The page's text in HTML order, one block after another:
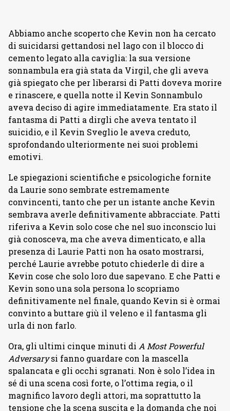
Abbiamo anche scoperto che Kevin non ha cercato
di suicidarsi gettandosi nel lago con il blocco di
cemento legato alla caviglia: la sua versione
sonnambula era già stata da Virgil, che gli aveva
già spiegato che per liberarsi di Patti doveva morire
e rinascere, e quella notte il Kevin Sonnambulo
aveva deciso di agire immediatamente. Era stato il
fantasma di Patti a dirgli che aveva tentato il
suicidio, e il Kevin Sveglio le aveva creduto,
sprofondando ulteriormente nei suoi problemi
emotivi.
Le spiegazioni scientifiche e psicologiche fornite
da Laurie sono sembrate estremamente
convincenti, tanto che per un istante anche Kevin
sembrava averle definitivamente abbracciate. Patti
riferiva a Kevin solo cose che nel suo inconscio lui
già conosceva, ma che aveva dimenticato, e alla
presenza di Laurie Patti non ha osato mostrarsi,
perché Laurie avrebbe potuto chiederle di dire a
Kevin cose che solo loro due sapevano. E che Patti e
Kevin sono una sola persona lo scopriamo
definitivamente nel finale, quando Kevin si è ormai
convinto a buttare giù il veleno e il fantasma gli
urla di non farlo.
Ora, gli ultimi cinque minuti di A Most Powerful
Adversarysi fanno guardare con la mascella
spalancata e gli occhi sgranati. Non è solo l’idea in
sé di una scena così forte, o l’ottima regia, o il
magnifico lavoro degli attori, ma soprattutto la
tensione che la scena suscita e la domanda che noi